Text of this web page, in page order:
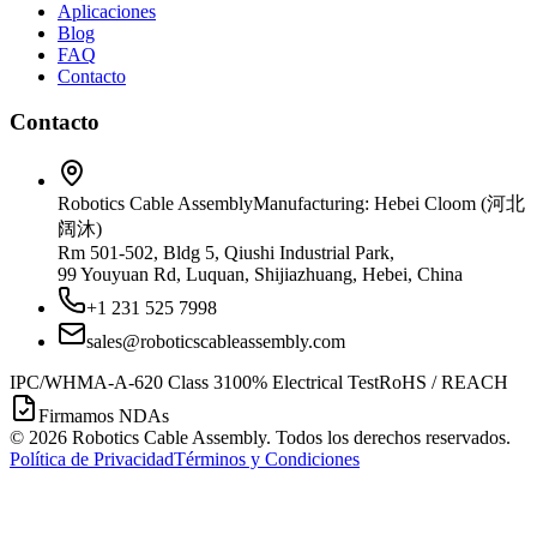
Aplicaciones
Blog
FAQ
Contacto
Contacto
Robotics Cable AssemblyManufacturing: Hebei Cloom (河北
阔沐)
Rm 501-502, Bldg 5, Qiushi Industrial Park,
99 Youyuan Rd, Luquan, Shijiazhuang, Hebei, China
+1 231 525 7998
sales@roboticscableassembly.com
IPC/WHMA-A-620 Class 3100% Electrical TestRoHS / REACH
Firmamos NDAs
© 2026 Robotics Cable Assembly. Todos los derechos reservados.
Política de PrivacidadTérminos y Condiciones